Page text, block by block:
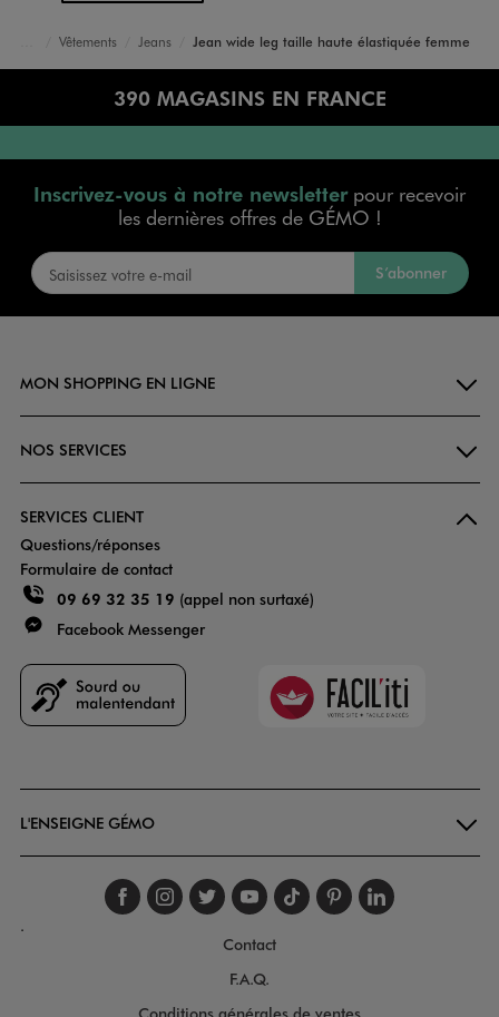
Vêtements Jeans Jean wide leg taille haute élastiquée femme
390 MAGASINS EN FRANCE
Inscrivez-vous à notre newsletterpour recevoir
les dernières offres de GÉMO !
S’abonner
MON SHOPPING EN LIGNE
NOS SERVICES
SERVICES CLIENT
Questions/réponses
Formulaire de contact
09 69 32 35 19 (appel non surtaxé)
Facebook Messenger
Faciliti
L'ENSEIGNE GÉMO
Suivez-nous sur
Suivez-nous sur
Suivez-nous sur
Suivez-nous
Suivez-nous
Suivez-
.
Contact
F.A.Q.